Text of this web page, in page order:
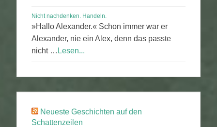
Nicht nachdenken. Handeln.
»Hallo Alexander.« Schon immer war er
Alexander, nie ein Alex, denn das passte
nicht … Lesen...
Neueste Geschichten auf den
Schattenzeilen